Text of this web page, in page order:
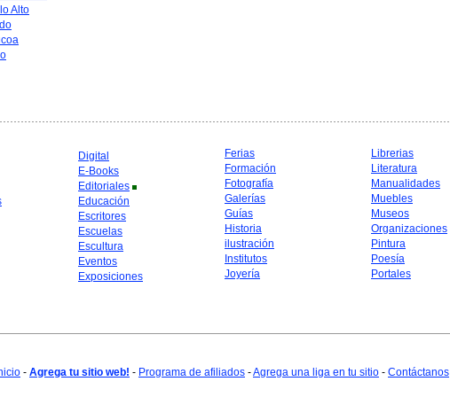
Alto
Digital
E-Books
Editoriales
Educación
Escritores
Escuelas
Escultura
Eventos
Exposiciones
Ferias
Formación
Fotografía
Galerías
Guías
Historia
ilustración
Institutos
Joyería
Librerias
Literatura
Manualidades
Muebles
Museos
Organizaciones
Pintura
Poesía
Portales
- Agrega tu sitio web! - Programa de afiliados -Agrega una liga en tu sitio - Contáctanos